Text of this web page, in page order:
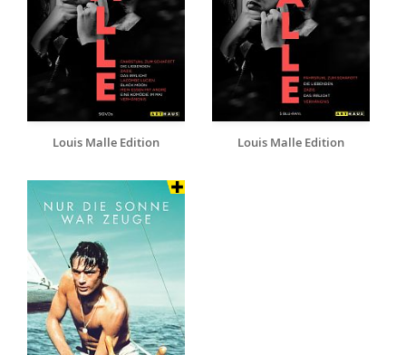
Louis Malle Edition Louis Malle Edition